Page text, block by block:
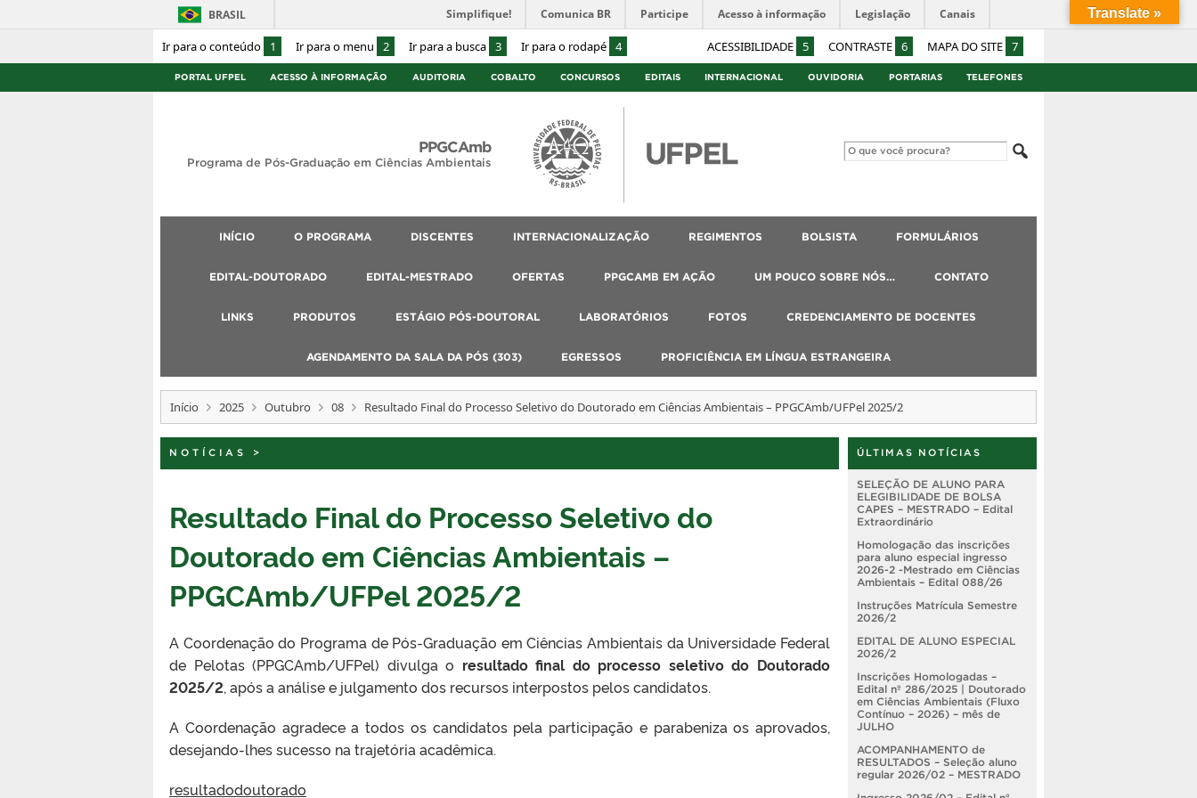
Ir para o conteúdo 1 Ir para o menu 2 Ir para a busca 3 Ir para o rodapé 4 ACESSIBILIDADE 5 CONTRASTE 6 MAPA DO SITE 7
BRASIL Simplifique! Comunica BR Participe Acesso à informação Legislação Canais
PORTAL UFPEL ACESSO À INFORMAÇÃO AUDITORIA COBALTO CONCURSOS EDITAIS INTERNACIONAL OUVIDORIA PORTARIAS TELEFONES
PPGCAmb
Programa de Pós-Graduação em Ciências Ambientais
INÍCIO O PROGRAMA DISCENTES INTERNACIONALIZAÇÃO REGIMENTOS BOLSISTA FORMULÁRIOS
EDITAL-DOUTORADO EDITAL-MESTRADO OFERTAS PPGCAMB EM AÇÃO UM POUCO SOBRE NÓS… CONTATO
LINKS PRODUTOS ESTÁGIO PÓS-DOUTORAL LABORATÓRIOS FOTOS CREDENCIAMENTO DE DOCENTES
AGENDAMENTO DA SALA DA PÓS (303) EGRESSOS PROFICIÊNCIA EM LÍNGUA ESTRANGEIRA
Início 2025 Outubro 08 Resultado Final do Processo Seletivo do Doutorado em Ciências Ambientais – PPGCAmb/UFPel 2025/2
NOTÍCIAS >
Resultado Final do Processo Seletivo do
Doutorado em Ciências Ambientais –
PPGCAmb/UFPel 2025/2
A Coordenação do Programa de Pós-Graduação em Ciências Ambientais da Universidade Federal
de Pelotas (PPGCAmb/UFPel) divulga o resultado final do processo seletivo do Doutorado
2025/2, após a análise e julgamento dos recursos interpostos pelos candidatos.
A Coordenação agradece a todos os candidatos pela participação e parabeniza os aprovados,
desejando-lhes sucesso na trajetória acadêmica.
resultadodoutorado
ÚLTIMAS NOTÍCIAS
SELEÇÃO DE ALUNO PARA
ELEGIBILIDADE DE BOLSA
CAPES – MESTRADO – Edital
Extraordinário
Homologação das inscrições
para aluno especial ingresso
2026-2 -Mestrado em Ciências
Ambientais – Edital 088/26
Instruções Matrícula Semestre
2026/2
EDITAL DE ALUNO ESPECIAL
2026/2
Inscrições Homologadas –
Edital nº 286/2025 | Doutorado
em Ciências Ambientais (Fluxo
Contínuo – 2026) – mês de
JULHO
ACOMPANHAMENTO de
RESULTADOS – Seleção aluno
regular 2026/02 – MESTRADO
Translate »